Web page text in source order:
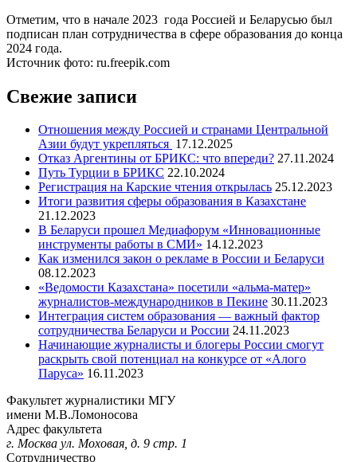
Отметим, что в начале 2023 года Россией и Беларусью был
подписан план сотрудничества в сфере образования до конца
2024 года.
Источник фото: ru.freepik.com
Свежие записи
Отношения между Россией и странами Центральной
Азии будут укрепляться 17.12.2025
Отказ Аргентины от БРИКС: что впереди? 27.11.2024
Путь Турции в БРИКС 22.10.2024
Регистрация на Карские чтения открылась 25.12.2023
Итоги развития сферы образования в Казахстане
21.12.2023
В Беларуси прошел Медиафорум «Инновационные
инструменты работы в СМИ» 14.12.2023
Как изменился закон о рекламе в России и Беларуси
08.12.2023
«Ведомости Казахстана» посетили «альма-матер»
журналистов-международников в Пекине 30.11.2023
Интеграция систем образования — важный фактор
сотрудничества Беларуси и России 24.11.2023
Начинающие журналисты и блогеры России смогут
раскрыть свой потенциал на конкурсе от «Алого
Паруса» 16.11.2023
Факультет журналистики МГУ
имени М.В.Ломоносова
Адрес факультета
г. Москва ул. Моховая, д. 9 стр. 1
Сотрудничество